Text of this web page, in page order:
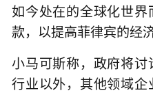
如今处在的全球化世
款，以提高菲律宾的经
小马可斯称，政府将
行业以外，其他领域企